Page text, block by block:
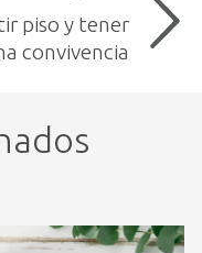
piso y tener
convivencia